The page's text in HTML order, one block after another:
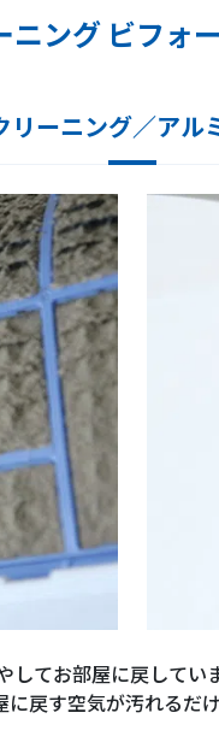
ニング ビフォ
リーニング／アル
てお部屋に戻して
戻す空気が汚れる